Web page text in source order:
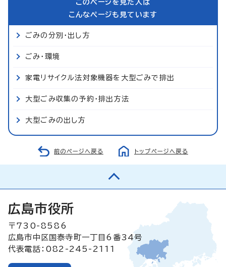
このページを見た人は
こんなページも見ています
ごみの分別・出し方
ごみ・環境
家電リサイクル法対象機器を大型ごみで排出
大型ごみ収集の予約・排出方法
大型ごみの出し方
前のページへ戻る トップページへ戻る
広島市役所
〒730-8586
広島市中区国泰寺町一丁目6番34号
代表電話：082-245-2111